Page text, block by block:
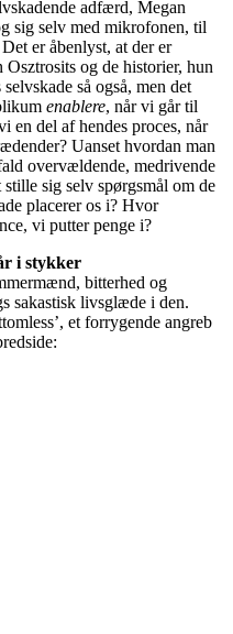
adfærd, Megan
sig selv med mikrofonen, til
er åbenlyst, at der er
og de historier, hun
så også, men det
enablere, når vi går til
en del af hendes proces, når
Uanset hvordan man
overvældende, medrivende
sig selv spørgsmål om de
placerer os i? Hvor
vi putter penge i?
i stykker
bitterhed og
sakastisk livsglæde i den.
et forrygende angreb